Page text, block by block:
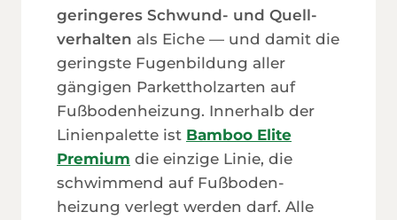
geringeres Schwund- und Quell­
verhalten als Eiche — und damit die
geringste Fugen­bildung aller
gängigen Parkett­holz­arten auf
Fußboden­heizung. Innerhalb der
Linien­palette ist Bamboo Elite
Premium die einzige Linie, die
schwimmend auf Fußboden­
heizung verlegt werden darf. Alle